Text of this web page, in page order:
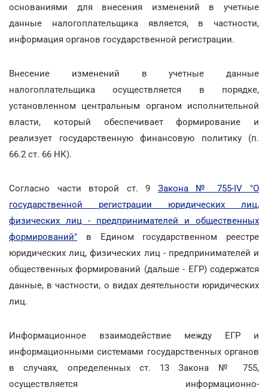
основаниями для внесения изменений в учетные
данные налогоплательщика является, в частности,
информация органов государственной регистрации.
Внесение изменений в учетные данные
налогоплательщика осуществляется в порядке,
установленном центральным органом исполнительной
власти, который обеспечивает формирование и
реализует государственную финансовую политику (п.
66.2 ст. 66 НК).
Согласно части второй ст. 9 Закона № 755-IV "О
государственной регистрации юридических лиц,
физических лиц - предпринимателей и общественных
формирований" в Едином государственном реестре
юридических лиц, физических лиц - предпринимателей и
общественных формирований (дальше - ЕГР) содержатся
данные, в частности, о видах деятельности юридических
лиц.
Информационное взаимодействие между ЕГР и
информационными системами государственных органов
в случаях, определенных ст. 13 Закона № 755,
осуществляется информационно-